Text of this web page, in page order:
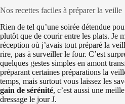
Nos recettes faciles à préparer la veille
Rien de tel qu’une soirée détendue
plutôt que de courir entre les plats. Je
réception où j’avais tout préparé la
rire, pas à surveiller le four. C’est
quelques gestes simples en amont
préparant certaines préparations la
temps, mais surtout vous laissez les
gain de sérénité, c’est aussi une
dressage le jour J.